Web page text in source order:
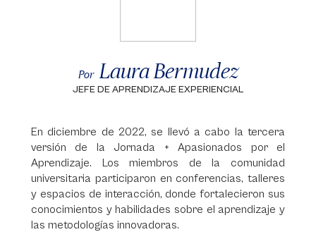
Por Laura Bermudez
JEFE DE APRENDIZAJE EXPERIENCIAL
En diciembre de 2022, se llevó a cabo la tercera
versión de la Jornada + Apasionados por el
Aprendizaje. Los miembros de la comunidad
universitaria participaron en conferencias, talleres
y espacios de interacción, donde fortalecieron sus
conocimientos y habilidades sobre el aprendizaje y
las metodologías innovadoras.